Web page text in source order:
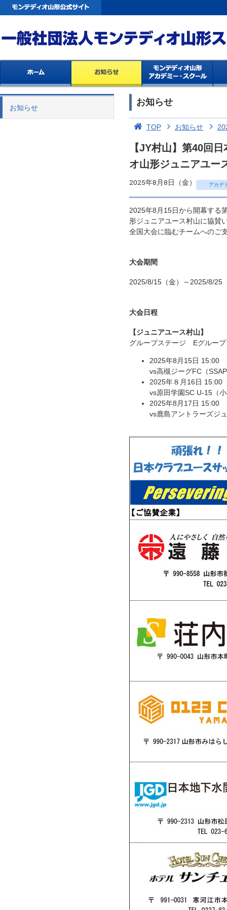
お知らせ
お知らせ
TOP お知らせ
【JY村山】第40回
オ山形ジュニアユ
2025年8月8日（金） アカデ
2025年8月15日から開幕する
形ジュニアユース村山に協賛
全国大会に臨むチームへのご
大会期間
2025/8/15（金）～2025/8/25
大会日程
【ジュニアユース村山】
グループステージ Eグループ
2025年8月15日 15:00
vs高槻ジーグFC（
2025年８月16日 15:00
vs原田学園SC U-15（
2025年8月17日 15:00
vs鹿島アントラーズジ